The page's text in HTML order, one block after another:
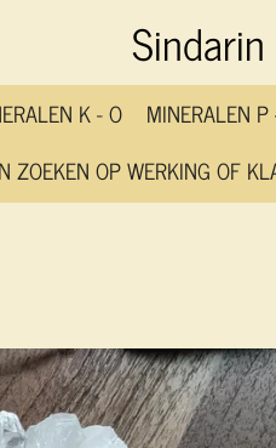
K - O MINERALEN
ZOEKEN OP WERKING OF